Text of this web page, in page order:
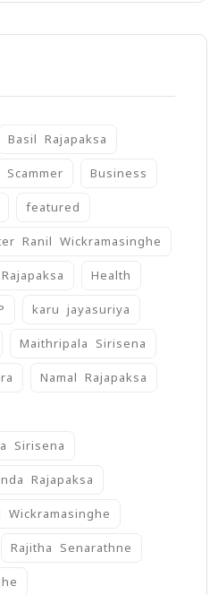
Basil Rajapaksa
Scammer Business
featured
Ranil Wickramasinghe
Health
karu jayasuriya
Maithripala Sirisena
Namal Rajapaksa
Sirisena
Rajapaksa
Rajitha Senarathne